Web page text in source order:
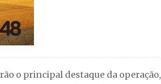
o principal destaque da operação,